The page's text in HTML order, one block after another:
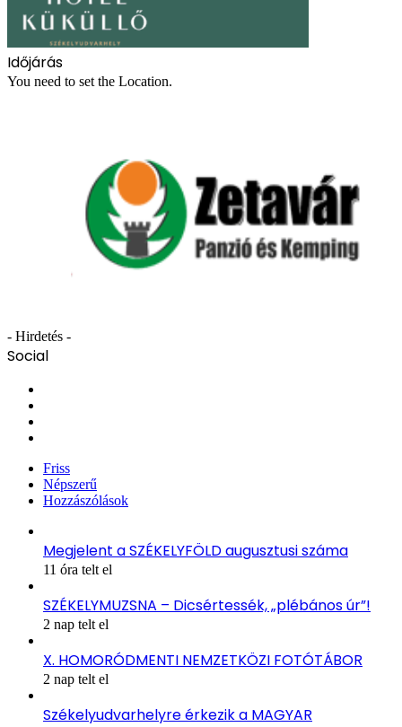
Időjárás
You need to set the Location.
- Hirdetés -
Social
Friss
Népszerű
Hozzászólások
Megjelent a SZÉKELYFÖLD augusztusi száma
11 óra telt el
SZÉKELYMUZSNA – Dicsértessék, „plébános úr”!
2 nap telt el
X. HOMORÓDMENTI NEMZETKÖZI FOTÓTÁBOR
2 nap telt el
Székelyudvarhelyre érkezik a MAGYAR